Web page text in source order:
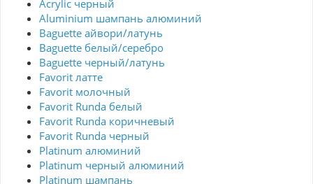
Acrylic черный
Aluminium шампань алюминий
Baguette айвори/латунь
Baguette белый/серебро
Baguette черный/латунь
Favorit латте
Favorit молочный
Favorit Runda белый
Favorit Runda коричневый
Favorit Runda черный
Platinum алюминий
Platinum черный алюминий
Platinum шампань